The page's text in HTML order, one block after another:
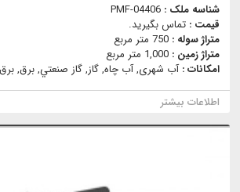
شناسه ملک : PMF-04406
قیمت : تماس بگیرید.
متراژ سوله : 750 متر مربع
متراژ زمین : 1,000 متر مربع
امکانات :آب شهری, آب چاه, گاز, گاز صنعتي, برق,
اطلاعات بیشتر